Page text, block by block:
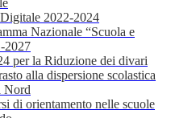
2022-2024
Nazionale “Scuola e
2027
per la Riduzione dei divari
alla dispersione scolastica
Nord
di orientamento nelle scuole